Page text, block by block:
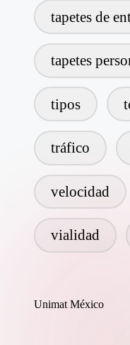
tapetes de
tapetes
tipos
tráfico
velocidad
vialidad
Unimat México